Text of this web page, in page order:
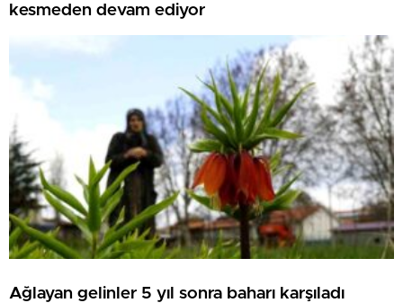
kesmeden devam ediyor
Ağlayan gelinler 5 yıl sonra baharı karşıladı